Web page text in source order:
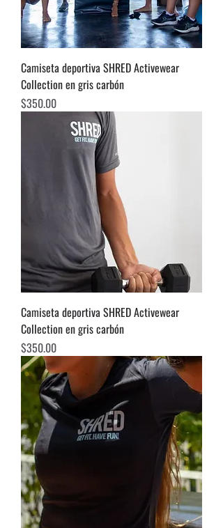
Camiseta deportiva SHRED Activewear
Collection en gris carbón
Precio
$350.00
Camiseta deportiva SHRED Activewear
Collection en gris carbón
Precio
$350.00